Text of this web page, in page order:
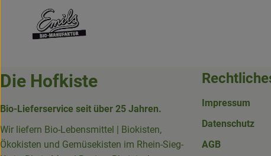
Die Hofkiste
Bio-Lieferservice seit über 25 Jahren.
Wir liefern Bio-Lebensmittel | Biokisten,
Ökokisten und Gemüsekisten im Rhein-Sieg-
Impressum
Datenschutz
AGB